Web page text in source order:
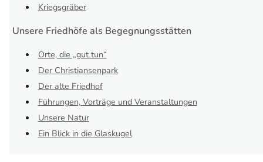
Kriegsgräber
Unsere Friedhöfe als Begegnungsstätten
Orte, die „gut tun“
Der Christiansenpark
Der alte Friedhof
Führungen, Vorträge und Veranstaltungen
Unsere Natur
Ein Blick in die Glaskugel